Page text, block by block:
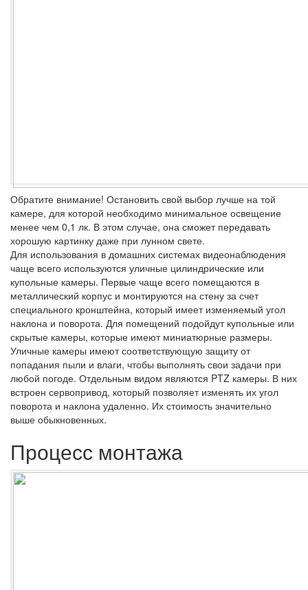
Обратите внимание! Остановить свой выбор лучше на той
камере, для которой необходимо минимальное освещение
менее чем 0,1 лк. В этом случае, она сможет передавать
хорошую картинку даже при лунном свете.
Для использования в домашних системах видеонаблюдения
чаще всего используются уличные цилиндрические или
купольные камеры. Первые чаще всего помещаются в
металлический корпус и монтируются на стену за счет
специального кронштейна, который имеет изменяемый угол
наклона и поворота. Для помещений подойдут купольные или
скрытые камеры, которые имеют миниатюрные размеры.
Уличные камеры имеют соответствующую защиту от
попадания пыли и влаги, чтобы выполнять свои задачи при
любой погоде. Отдельным видом являются PTZ камеры. В них
встроен сервопривод, который позволяет изменять их угол
поворота и наклона удаленно. Их стоимость значительно
выше обыкновенных.
Процесс монтажа